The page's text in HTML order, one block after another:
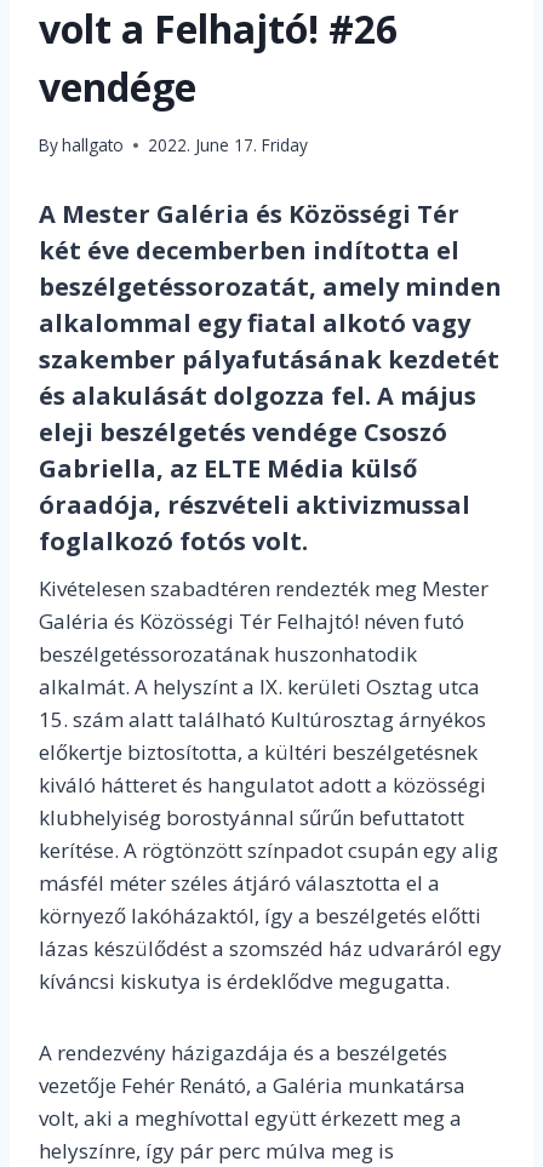
volt a Felhajtó! #26
vendége
Byhallgato 2022. June 17. Friday
A Mester Galéria és Közösségi Tér
két éve decemberben indította el
beszélgetéssorozatát, amely minden
alkalommal egy fiatal alkotó vagy
szakember pályafutásának kezdetét
és alakulását dolgozza fel. A május
eleji beszélgetés vendége Csoszó
Gabriella, az ELTE Média külső
óraadója, részvételi aktivizmussal
foglalkozó fotós volt.
Kivételesen szabadtéren rendezték meg Mester
Galéria és Közösségi Tér Felhajtó! néven futó
beszélgetéssorozatának huszonhatodik
alkalmát. A helyszínt a IX. kerületi Osztag utca
15. szám alatt található Kultúrosztag árnyékos
előkertje biztosította, a kültéri beszélgetésnek
kiváló hátteret és hangulatot adott a közösségi
klubhelyiség borostyánnal sűrűn befuttatott
kerítése. A rögtönzött színpadot csupán egy alig
másfél méter széles átjáró választotta el a
környező lakóházaktól, így a beszélgetés előtti
lázas készülődést a szomszéd ház udvaráról egy
kíváncsi kiskutya is érdeklődve megugatta.
A rendezvény házigazdája és a beszélgetés
vezetője Fehér Renátó, a Galéria munkatársa
volt, aki a meghívottal együtt érkezett meg a
helyszínre, így pár perc múlva meg is